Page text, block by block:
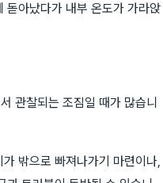
돋아났다가 내부 온도가 가라앉
관찰되는 조짐일 때가 많습니
밖으로 빠져나가기 마련이나,